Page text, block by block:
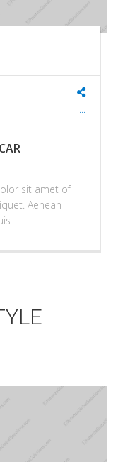
...
sit amet of
Aenean